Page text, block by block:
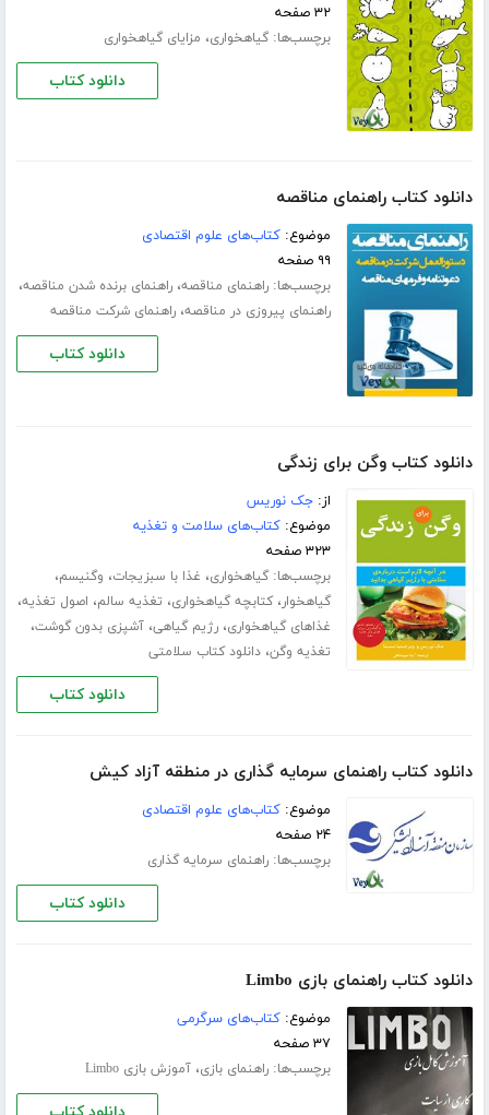
۳۲ صفحه
برچسب‌ها:گیاهخواری، مزایای گیاهخواری
دانلود کتاب
دانلود کتاب راهنمای مناقصه
موضوع:کتاب‌های علوم اقتصادی
۹۹ صفحه
برچسب‌ها:راهنمای مناقصه،راهنمای برنده شدن مناقصه،
راهنمای پیروزی در مناقصه،راهنمای شرکت مناقصه
دانلود کتاب
دانلود کتاب وگن برای زندگی
از:جک نوریس
موضوع:کتاب‌های سلامت و تغذیه
۳۲۳ صفحه
برچسب‌ها:گیاهخواری، غذا با سبزیجات، وگنیسم،
گیاهخوار،کتابچه گیاهخواری، تغذیه سالم، اصول تغذیه،
غذاهای گیاهخواری،رژیم گیاهی،آشپزی بدون گوشت،
تغذیه وگن،دانلود کتاب سلامتی
دانلود کتاب
دانلود کتاب راهنمای سرمایه گذاری در منطقه آزاد کیش
موضوع:کتاب‌های علوم اقتصادی
۲۴ صفحه
برچسب‌ها:راهنمای سرمایه گذاری
دانلود کتاب
دانلود کتاب راهنمای بازی Limbo
موضوع:کتاب‌های سرگرمی
۳۷ صفحه
برچسب‌ها:راهنمای بازی،آموزش بازی Limbo